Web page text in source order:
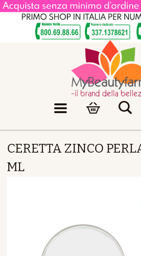
CERETTA ZINCO
ML